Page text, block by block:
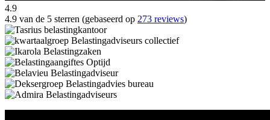
4.9
4.9 van de 5 sterren (gebaseerd op 273 reviews)